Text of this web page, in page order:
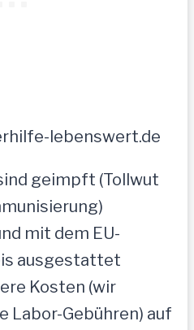
lebenswert.de
geimpft (Tollwut
mit dem EU-
ausgestattet
Kosten (wir
Labor-Gebühren) auf